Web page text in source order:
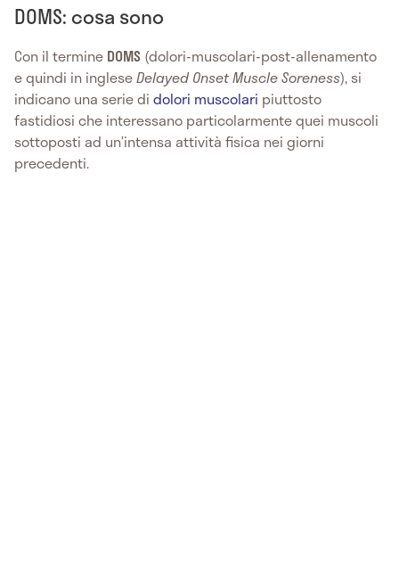
DOMS: cosa sono
Con il termine DOMS (dolori-muscolari-post-allenamento
e quindi in ingleseDelayed Onset Muscle Soreness), si
indicano una serie di dolori muscolari piuttosto
fastidiosi che interessano particolarmente quei muscoli
sottoposti ad un’intensa attività fisica nei giorni
precedenti.